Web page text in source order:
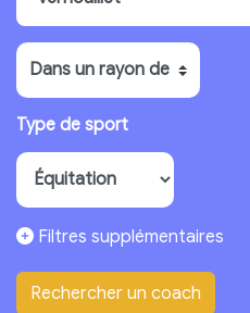
Type de sport
Filtres supplémentaires